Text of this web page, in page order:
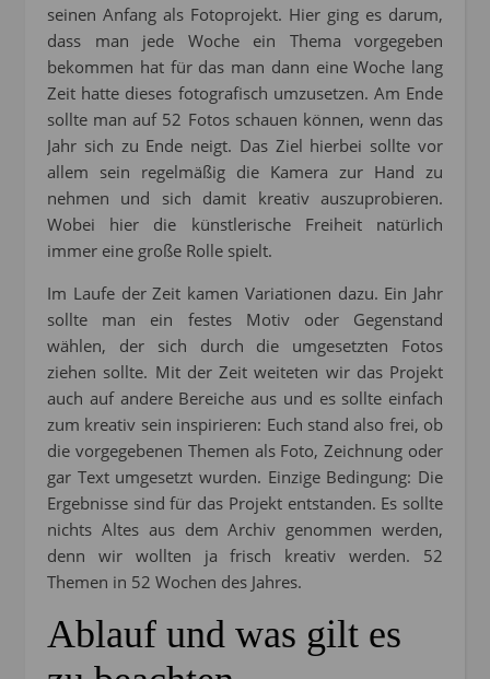
seinen Anfang als Fotoprojekt. Hier ging es darum,
dass man jede Woche ein Thema vorgegeben
bekommen hat für das man dann eine Woche lang
Zeit hatte dieses fotografisch umzusetzen. Am Ende
sollte man auf 52 Fotos schauen können, wenn das
Jahr sich zu Ende neigt. Das Ziel hierbei sollte vor
allem sein regelmäßig die Kamera zur Hand zu
nehmen und sich damit kreativ auszuprobieren.
Wobei hier die künstlerische Freiheit natürlich
immer eine große Rolle spielt.
Im Laufe der Zeit kamen Variationen dazu. Ein Jahr
sollte man ein festes Motiv oder Gegenstand
wählen, der sich durch die umgesetzten Fotos
ziehen sollte. Mit der Zeit weiteten wir das Projekt
auch auf andere Bereiche aus und es sollte einfach
zum kreativ sein inspirieren: Euch stand also frei, ob
die vorgegebenen Themen als Foto, Zeichnung oder
gar Text umgesetzt wurden. Einzige Bedingung: Die
Ergebnisse sind für das Projekt entstanden. Es sollte
nichts Altes aus dem Archiv genommen werden,
denn wir wollten ja frisch kreativ werden. 52
Themen in 52 Wochen des Jahres.
Ablauf und was gilt es